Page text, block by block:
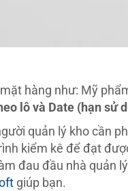
hàng như: Mỹ
lô và Date (hạn sử
quản lý kho cần
kiểm kê để đạt
đau đầu nhà quản
giúp bạn.